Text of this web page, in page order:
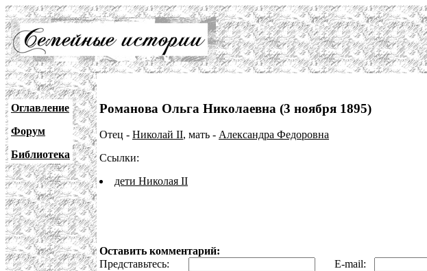
Оглавление
Форум
Библиотека
Романова Ольга Николаевна (3 ноября 1895)
Отец - Николай II, мать - Александра Федоровна
Ссылки:
дети Николая II
Оставить комментарий:
Представьтесь:
E-mail: